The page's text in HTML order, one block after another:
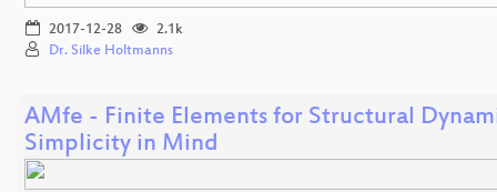
2017-12-28
2.1k
Dr. Silke Holtmanns
AMfe - Finite Elements for Structural
Simplicity in Mind